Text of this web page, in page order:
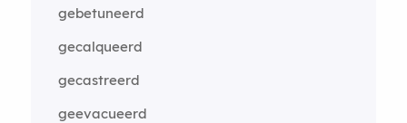
gebetuneerd
gecalqueerd
gecastreerd
geevacueerd